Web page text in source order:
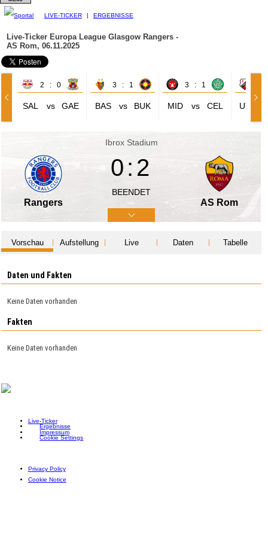
LIVE-TICKER | ERGEBNISSE
Live-Ticker Europa League Glasgow Rangers -
AS Rom, 06.11.2025
2 : 0
SAL vs GAE
3 : 1
BAS vs BUK
3 : 1
MID vs CEL UTR
Ibrox Stadium
Rangers
0:2
BEENDET
AS Rom
Vorschau Aufstellung Live Daten Tabelle
Daten und Fakten
Keine Daten vorhanden
Fakten
Keine Daten vorhanden
Live-Ticker
Ergebnisse
Impressum
Cookie Settings
Privacy Policy
Cookie Notice